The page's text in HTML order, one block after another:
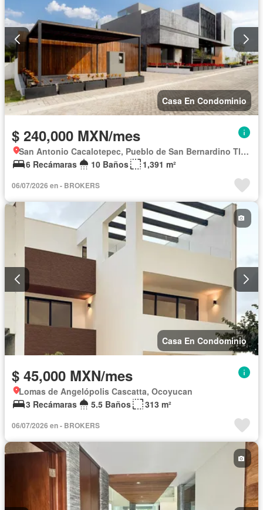
Casa En Condominio
$ 240,000 MXN/mes
San Antonio Cacalotepec, Pueblo de San Bernardino Tlaxcalancingo
6 Recámaras
10 Baños 1,391 m²
06/07/2026 en - BROKERS
Casa En Condominio
$ 45,000 MXN/mes
Lomas de Angelópolis Cascatta, Ocoyucan
3 Recámaras
5.5 Baños 313 m²
06/07/2026 en - BROKERS